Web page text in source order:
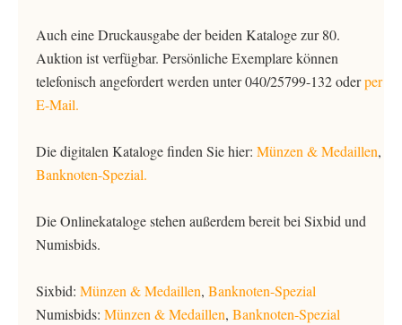
Auch eine Druckausgabe der beiden Kataloge zur 80.
Auktion ist verfügbar. Persönliche Exemplare können
telefonisch angefordert werden unter 040/25799-132 oderper
E-Mail.
Die digitalen Kataloge finden Sie hier: Münzen & Medaillen,
Banknoten-Spezial.
Die Onlinekataloge stehen außerdem bereit bei Sixbid und
Numisbids.
Sixbid: Münzen & Medaillen, Banknoten-Spezial
Numisbids: Münzen & Medaillen, Banknoten-Spezial